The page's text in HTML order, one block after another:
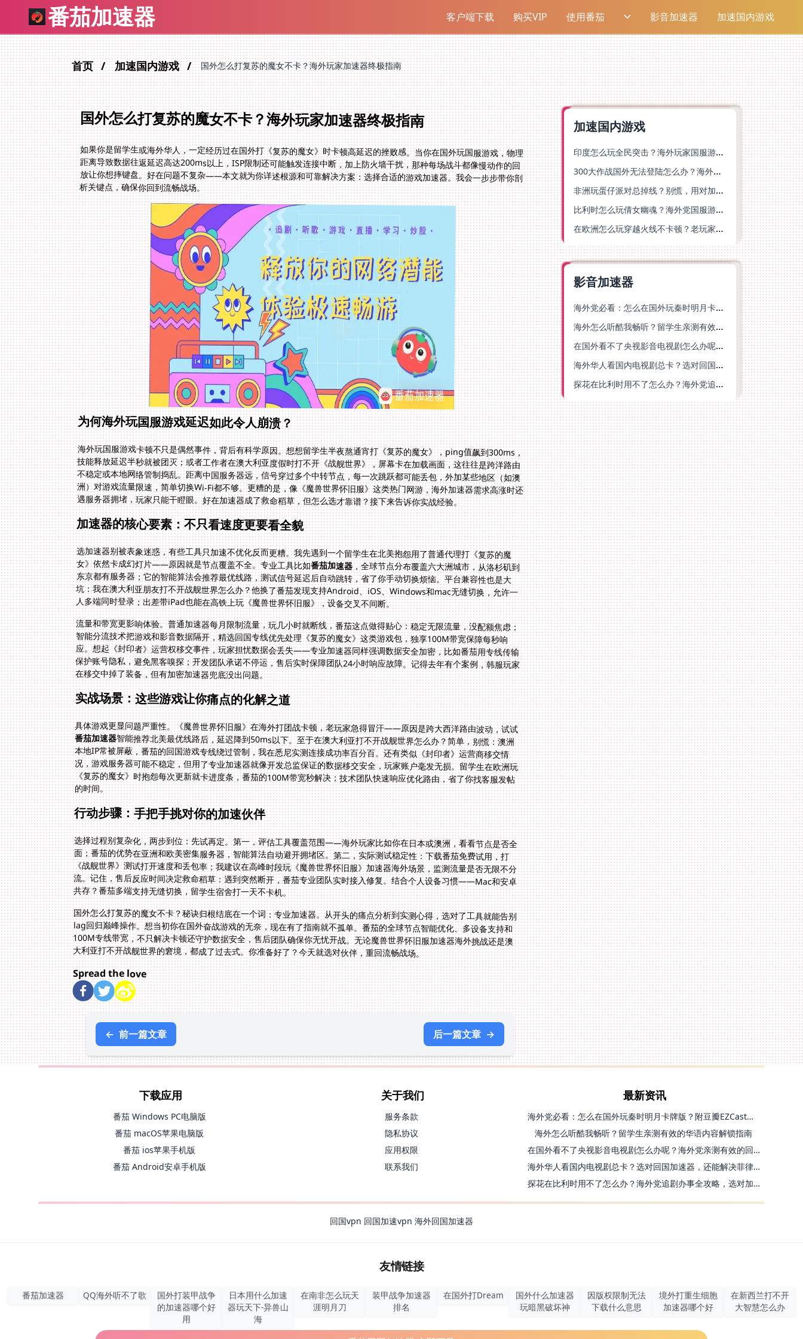
番茄加速器 客户端下载 购买VIP 使用番茄 影音加速器 加速国内游戏
首页 加速国内游戏 国外怎么打复苏的魔女不卡？海外玩家加速器终极指南
国外怎么打复苏的魔女不卡？海外玩家加速器终极指南
如果你是留学生或海外华人，一定经历过在国外打《复苏的魔女》时卡顿高延迟的挫败感。当你在国外玩国服游戏，物理
距离导致数据往返延迟高达200ms以上，ISP限制还可能触发连接中断，加上防火墙干扰，那种每场战斗都像慢动作的回
放让你想摔键盘。好在问题不复杂——本文就为你详述根源和可靠解决方案：选择合适的游戏加速器。我会一步步带你剖
析关键点，确保你回到流畅战场。
为何海外玩国服游戏延迟如此令人崩溃？
海外玩国服游戏卡顿不只是偶然事件，背后有科学原因。想想留学生半夜熬通宵打《复苏的魔女》，ping值飙到300ms，
技能释放延迟半秒就被团灭；或者工作者在澳大利亚度假时打不开《战舰世界》，屏幕卡在加载画面，这往往是跨洋路由
不稳定或本地网络管制捣乱。距离中国服务器远，信号穿过多个中转节点，每一次跳跃都可能丢包，外加某些地区（如澳
洲）对游戏流量限速，简单切换Wi-Fi都不够。更糟的是，像《魔兽世界怀旧服》这类热门网游，海外加速器需求高涨时还
遇服务器拥堵，玩家只能干瞪眼。好在加速器成了救命稻草，但怎么选才靠谱？接下来告诉你实战经验。
加速器的核心要素：不只看速度更要看全貌
选加速器别被表象迷惑，有些工具只加速不优化反而更糟。我先遇到一个留学生在北美抱怨用了普通代理打《复苏的魔
女》依然卡成幻灯片——原因就是节点覆盖不全。专业工具比如番茄加速器，全球节点分布覆盖六大洲城市，从洛杉矶到
东京都有服务器；它的智能算法会推荐最优线路，测试信号延迟后自动跳转，省了你手动切换烦恼。平台兼容性也是大
坑：我在澳大利亚朋友打不开战舰世界怎么办？他换了番茄发现支持Android、iOS、Windows和mac无缝切换，允许一
人多端同时登录；出差带iPad也能在高铁上玩《魔兽世界怀旧服》，设备交叉不间断。
流量和带宽更影响体验。普通加速器每月限制流量，玩几小时就断线，番茄这点做得贴心：稳定无限流量，没配额焦虑；
智能分流技术把游戏和影音数据隔开，精选回国专线优先处理《复苏的魔女》这类游戏包，独享100M带宽保障每秒响
应。想起《封印者》运营权移交事件，玩家担忧数据会丢失——专业加速器同样强调数据安全加密，比如番茄用专线传输
保护账号隐私，避免黑客嗅探；开发团队承诺不停运，售后实时保障团队24小时响应故障。记得去年有个案例，韩服玩家
在移交中掉了装备，但有加密加速器兜底没出问题。
实战场景：这些游戏让你痛点的化解之道
具体游戏更显问题严重性。《魔兽世界怀旧服》在海外打团战卡顿，老玩家急得冒汗——原因是跨大西洋路由波动，试试
番茄加速器智能推荐北美最优线路后，延迟降到50ms以下。至于在澳大利亚打不开战舰世界怎么办？简单，别慌：澳洲
本地IP常被屏蔽，番茄的回国游戏专线绕过管制，我在悉尼实测连接成功率百分百。还有类似《封印者》运营商移交情
况，游戏服务器可能不稳定，但用了专业加速器就像开发总监保证的数据移交安全，玩家账户毫发无损。留学生在欧洲玩
《复苏的魔女》时抱怨每次更新就卡进度条，番茄的100M带宽秒解决；技术团队快速响应优化路由，省了你找客服发帖
的时间。
行动步骤：手把手挑对你的加速伙伴
选择过程别复杂化，两步到位：先试再定。第一，评估工具覆盖范围——海外玩家比如你在日本或澳洲，看看节点是否全
面；番茄的优势在亚洲和欧美密集服务器，智能算法自动避开拥堵区。第二，实际测试稳定性：下载番茄免费试用，打
《战舰世界》测试打开速度和丢包率；我建议在高峰时段玩《魔兽世界怀旧服》加速器海外场景，监测流量是否无限不分
流。记住，售后反应时间决定救命稻草：遇到突然断开，番茄专业团队实时接入修复。结合个人设备习惯——Mac和安卓
共存？番茄多端支持无缝切换，留学生宿舍打一天不卡机。
国外怎么打复苏的魔女不卡？秘诀归根结底在一个词：专业加速器。从开头的痛点分析到实测心得，选对了工具就能告别
lag回归巅峰操作。想当初你在国外奋战游戏的无奈，现在有了指南就不孤单。番茄的全球节点智能优化、多设备支持和
100M专线带宽，不只解决卡顿还守护数据安全，售后团队确保你无忧开战。无论魔兽世界怀旧服加速器海外挑战还是澳
大利亚打不开战舰世界的窘境，都成了过去式。你准备好了？今天就选对伙伴，重回流畅战场。
Spread the love
← 前一篇文章 后一篇文章 →
加速国内游戏
印度怎么玩全民突击？海外玩家国服游戏加速器终极指南（附原神延迟优化+精灵之境加速器选择）
300大作战国外无法登陆怎么办？海外玩家国服畅玩终极指南（附实测推荐）
非洲玩蛋仔派对总掉线？别慌，用对加速器就能丝滑开跑！
比利时怎么玩倩女幽魂？海外党国服游戏加速避坑指南（附实测推荐）
在欧洲怎么玩穿越火线不卡顿？老玩家亲测有效的加速器选择指南
影音加速器
海外党必看：怎么在国外玩秦时明月卡牌版？附豆瓣EZCast地区限制破解法
海外怎么听酷我畅听？留学生亲测有效的华语内容解锁指南
在国外看不了央视影音电视剧怎么办呢？海外党亲测有效的回国加速方案
海外华人看国内电视剧总卡？选对回国加速器，还能解决菲律宾打不开反诈中心的问题
探花在比利时用不了怎么办？海外党追剧办事全攻略，选对加速器就够了
下载应用
番茄 Windows PC电脑版
番茄 macOS苹果电脑版
番茄 ios苹果手机版
番茄 Android安卓手机版
关于我们
服务条款
隐私协议
应用权限
联系我们
最新资讯
海外党必看：怎么在国外玩秦时明月卡牌版？附豆瓣EZCast地区限制破解法
海外怎么听酷我畅听？留学生亲测有效的华语内容解锁指南
在国外看不了央视影音电视剧怎么办呢？海外党亲测有效的回国加速方案
海外华人看国内电视剧总卡？选对回国加速器，还能解决菲律宾打不开反诈中心的问题
探花在比利时用不了怎么办？海外党追剧办事全攻略，选对加速器就够了
回国vpn 回国加速vpn 海外回国加速器
友情链接
番茄加速器 QQ海外听不了歌
国外打装甲战争
的加速器哪个好
用
日本用什么加速
器玩天下-异兽山
海
在南非怎么玩天
涯明月刀
装甲战争加速器
排名
在国外打Dream
国外什么加速器
玩暗黑破坏神
因版权限制无法
下载什么意思
境外打重生细胞
加速器哪个好
在新西兰打不开
大智慧怎么办